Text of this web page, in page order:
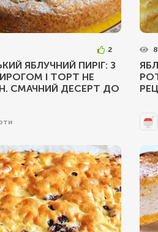
2
ЯБЛУЧНИЙ ПИРІГ: З
І ТОРТ НЕ
СМАЧНИЙ ДЕСЕРТ ДО